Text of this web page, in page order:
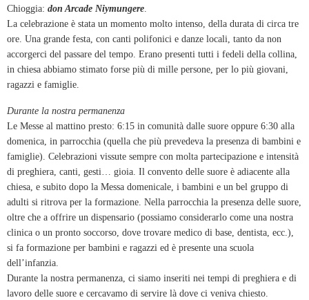
Chioggia: don Arcade Niymungere.
La celebrazione è stata un momento molto intenso, della durata di circa tre
ore. Una grande festa, con canti polifonici e danze locali, tanto da non
accorgerci del passare del tempo. Erano presenti tutti i fedeli della collina,
in chiesa abbiamo stimato forse più di mille persone, per lo più giovani,
ragazzi e famiglie.
Durante la nostra permanenza
Le Messe al mattino presto: 6:15 in comunità dalle suore oppure 6:30 alla
domenica, in parrocchia (quella che più prevedeva la presenza di bambini e
famiglie). Celebrazioni vissute sempre con molta partecipazione e intensità
di preghiera, canti, gesti… gioia. Il convento delle suore è adiacente alla
chiesa, e subito dopo la Messa domenicale, i bambini e un bel gruppo di
adulti si ritrova per la formazione. Nella parrocchia la presenza delle suore,
oltre che a offrire un dispensario (possiamo considerarlo come una nostra
clinica o un pronto soccorso, dove trovare medico di base, dentista, ecc.),
si fa formazione per bambini e ragazzi ed è presente una scuola
dell’infanzia.
Durante la nostra permanenza, ci siamo inseriti nei tempi di preghiera e di
lavoro delle suore e cercavamo di servire là dove ci veniva chiesto.